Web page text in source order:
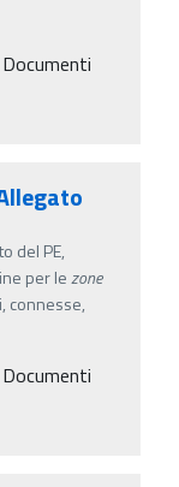
del PE,
per lezone
connesse,